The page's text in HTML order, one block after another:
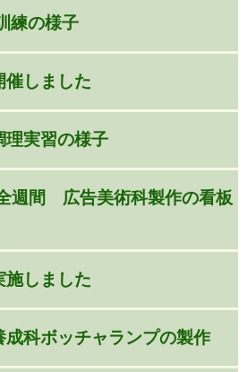
練の様子
催しました
理実習の様子
週間 広告美術科製作の看板
施しました
成科ボッチャランプの製作